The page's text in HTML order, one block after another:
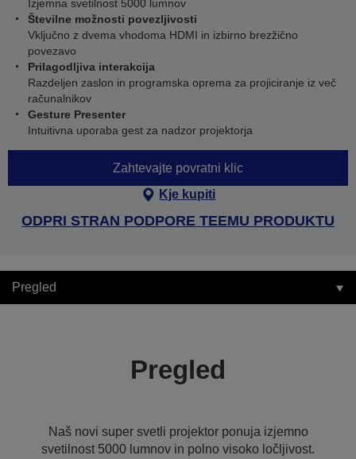
Izjemna svetilnost 5000 lumnov
Številne možnosti povezljivosti
Vključno z dvema vhodoma HDMI in izbirno brezžično
povezavo
Prilagodljiva interakcija
Razdeljen zaslon in programska oprema za projiciranje iz več
računalnikov
Gesture Presenter
Intuitivna uporaba gest za nadzor projektorja
Zahtevajte povratni klic
Kje kupiti
ODPRI STRAN PODPORE TEEMU PRODUKTU
Pregled
Pregled
Naš novi super svetli projektor ponuja izjemno
svetilnost 5000 lumnov in polno visoko ločljivost.